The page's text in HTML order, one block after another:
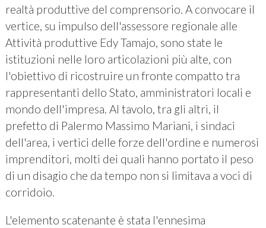
realtà produttive del comprensorio. A convocare il
vertice, su impulso dell'assessore regionale alle
Attività produttive Edy Tamajo, sono state le
istituzioni nelle loro articolazioni più alte, con
l'obiettivo di ricostruire un fronte compatto tra
rappresentanti dello Stato, amministratori locali e
mondo dell'impresa. Al tavolo, tra gli altri, il
prefetto di Palermo Massimo Mariani, i sindaci
dell'area, i vertici delle forze dell'ordine e numerosi
imprenditori, molti dei quali hanno portato il peso
di un disagio che da tempo non si limitava a voci di
corridoio.
L'elemento scatenante è stata l'ennesima